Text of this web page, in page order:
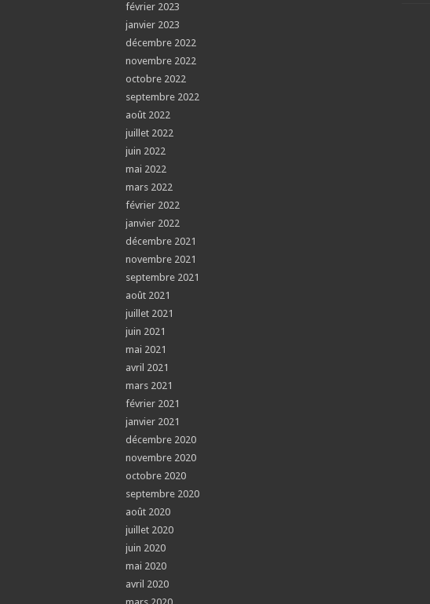
février 2023
janvier 2023
décembre 2022
novembre 2022
octobre 2022
septembre 2022
août 2022
juillet 2022
juin 2022
mai 2022
mars 2022
février 2022
janvier 2022
décembre 2021
novembre 2021
septembre 2021
août 2021
juillet 2021
juin 2021
mai 2021
avril 2021
mars 2021
février 2021
janvier 2021
décembre 2020
novembre 2020
octobre 2020
septembre 2020
août 2020
juillet 2020
juin 2020
mai 2020
avril 2020